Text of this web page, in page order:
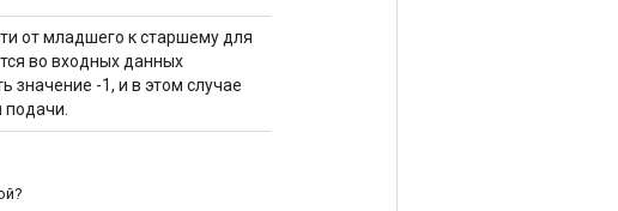
от младшего к старшему для
во входных данных
-1, и в этом случае